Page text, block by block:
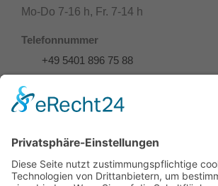
Mo-Do 7-16 h, Fr. 7-14 h
Telefonnummer
+49 5401 896 75 88
Adresse
49124 Georgsmarienhütte